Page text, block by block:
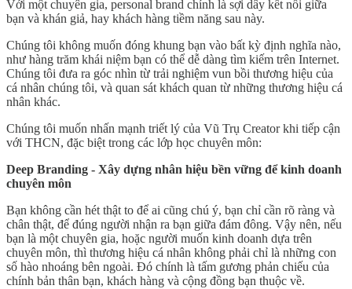
Với một chuyên gia, personal brand chính là sợi dây kết nối giữa
bạn và khán giả, hay khách hàng tiềm năng sau này.
Chúng tôi không muốn đóng khung bạn vào bất kỳ định nghĩa nào,
như hàng trăm khái niệm bạn có thể dễ dàng tìm kiếm trên Internet.
Chúng tôi đưa ra góc nhìn từ trải nghiệm vun bồi thương hiệu của
cá nhân chúng tôi, và quan sát khách quan từ những thương hiệu cá
nhân khác.
Chúng tôi muốn nhấn mạnh triết lý của Vũ Trụ Creator khi tiếp cận
với THCN, đặc biệt trong các lớp học chuyên môn:
Deep Branding - Xây dựng nhân hiệu bền vững để kinh doanh
chuyên môn
Bạn không cần hét thật to để ai cũng chú ý, bạn chỉ cần rõ ràng và
chân thật, để đúng người nhận ra bạn giữa đám đông. Vậy nên, nếu
bạn là một chuyên gia, hoặc người muốn kinh doanh dựa trên
chuyên môn, thì thương hiệu cá nhân không phải chỉ là những con
số hào nhoáng bên ngoài. Đó chính là tấm gương phản chiếu của
chính bản thân bạn, khách hàng và cộng đồng bạn thuộc về.